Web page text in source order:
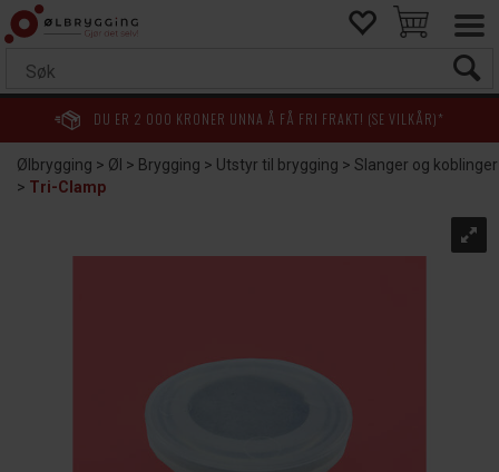
DU ER 2 000 KRONER UNNA Å FÅ FRI FRAKT! (SE VILKÅR)*
Ølbrygging>Øl >Brygging>Utstyr til brygging>Slanger og koblinger
>Tri-Clamp